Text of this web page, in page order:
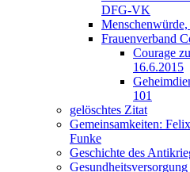
DFG-VK
Frauenverband
Courage
16.6.2015
101
gelöschtes Zitat
Gemeinsamkeiten:
Funke
Geschichte des